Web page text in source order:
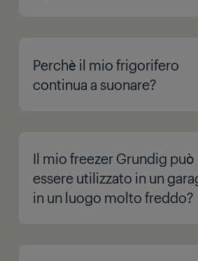
Perchè il mio frigorifero
continua a suonare?
Il mio freezer Grundig può
essere utilizzato in un
in un luogo molto freddo?